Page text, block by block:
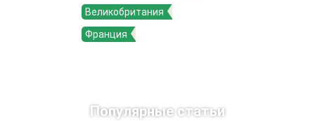
Великобритания
Франция
Популярные статьи